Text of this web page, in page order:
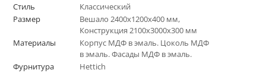
Стиль
Классический
Размер
Вешало 2400х1200х400 мм,
Конструкция 2100х3000х300 мм
Материалы
Корпус МДФ в эмаль. Цоколь МДФ
в эмаль. Фасады МДФ в эмаль.
Фурнитура
Hettich